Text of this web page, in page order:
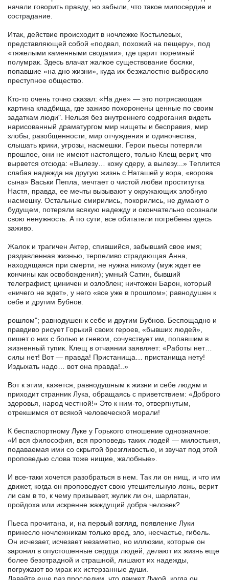
начали говорить правду, но забыли, что такое милосердие и
сострадание.
Итак, действие происходит в ночлежке Костылевых,
представляющей собой «подвал, похожий на пещеру», под
«тяжелыми каменными сводами», где царит тюремный
полумрак. Здесь влачат жалкое существование босяки,
попавшие «на дно жизни», куда их безжалостно выбросило
преступное общество.
Кто-то очень точно сказал: «На дне» — это потрясающая
картина кладбища, где заживо похоронены ценные по своим
задаткам люди". Нельзя без внутреннего содрогания видеть
нарисованный драматургом мир нищеты и бесправия, мир
злобы, разобщенности, мир отчуждения и одиночества,
слышать крики, угрозы, насмешки. Герои пьесы потеряли
прошлое, они не имеют настоящего, только Клещ верит, что
вырвется отсюда: «Вылезу… кожу сдеру, а вылезу...» Теплится
слабая надежда на другую жизнь с Наташей у вора, «ворова
сына» Васьки Пепла, мечтает о чистой любви проститутка
Настя, правда, ее мечты вызывают у окружающих злобную
насмешку. Остальные смирились, покорились, не думают о
будущем, потеряли всякую надежду и окончательно осознали
свою ненужность. А по сути, все обитатели погребены здесь
заживо.
Жалок и трагичен Актер, спившийся, забывший свое имя;
раздавленная жизнью, терпеливо страдающая Анна,
находящаяся при смерти, не нужна никому (муж ждет ее
кончины как освобождения); умный Сатин, бывший
телеграфист, циничен и озлоблен; ничтожен Барон, который
«ничего не ждет», у него «все уже в прошлом»; равнодушен к
себе и другим Бубнов.
рошлом"; равнодушен к себе и другим Бубнов. Беспощадно и
правдиво рисует Горький своих героев, «бывших людей»,
пишет о них с болью и гневом, сочувствует им, попавшим в
жизненный тупик. Клещ в отчаянии заявляет: «Работы нет…
силы нет! Вот — правда! Пристанища… пристанища нету!
Издыхать надо… вот она правда!..»
Вот к этим, кажется, равнодушным к жизни и себе людям и
приходит странник Лука, обращаясь с приветствием: «Доброго
здоровья, народ честной!» Это к ним-то, отвергнутым,
отрекшимся от всякой человеческой морали!
К беспаспортному Луке у Горького отношение однозначное:
«И вся философия, вся проповедь таких людей — милостыня,
подаваемая ими со скрытой брезгливостью, и звучат под этой
проповедью слова тоже нищие, жалобные».
И все-таки хочется разобраться в нем. Так ли он нищ, и что им
движет, когда он проповедует свою утешительную ложь, верит
ли сам в то, к чему призывает, жулик ли он, шарлатан,
пройдоха или искренне жаждущий добра человек?
Пьеса прочитана, и, на первый взгляд, появление Луки
принесло ночлежникам только вред, зло, несчастье, гибель.
Он исчезает, исчезает незаметно, но иллюзии, которые он
заронил в опустошенные сердца людей, делают их жизнь еще
более безотрадной и страшной, лишают их надежды,
погружают во мрак их истерзанные души.
Давайте еще раз проследим, что движет Лукой, когда он,